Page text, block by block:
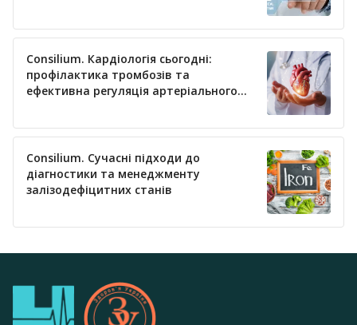
Consilium. Кардіологія сьогодні:
профілактика тромбозів та
ефективна регуляція артеріального
Consilium. Сучасні підходи до
діагностики та менеджменту
залізодефіцитних станів